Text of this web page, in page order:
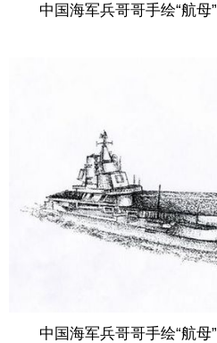
中国海军兵哥哥手绘“航母”
中国海军兵哥哥手绘“航母”